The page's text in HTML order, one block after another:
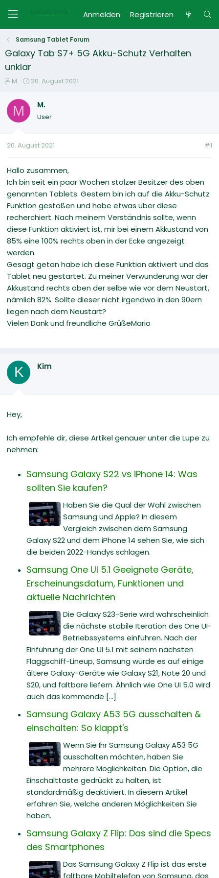
Anmelden Registrieren
Samsung Tablet Forum
Galaxy Tab S7+ 5G Akku-Schutz Verhalten
unklar
E
s
e
e
M.
E
t
m
20. August 2021
M M.
User
20. August 2021 #1
Hallo zusammen,
Ich bin seit ein paar Wochen stolzer Besitzer des oben
genannten Tablets. Gestern bin ich auf die Akku-Schutz
Funktion gestoßen und habe etwas über diese
recherchiert. Nach meinem Verständnis sollte, wenn
diese Funktion aktiviert ist, mir bei einem Akkustand von
85% eine 100% rechts oben in der Ecke angezeigt
werden.
Gesagt getan habe ich diese Funktion aktiviert und das
Tablet neu gestartet. Zu meiner Verwunderung war der
Akkustand rechts oben der selbe wie vor dem Neustart,
nämlich 82%. Sollte dieser nicht irgendwo in den 90ern
liegen nach dem Neustart?
Vielen Dank und freundliche GrüßeMario
K Kim
Hey,
Ich empfehle dir, diese Artikel genauer unter die Lupe zu
nehmen:
Samsung Galaxy S22 vs iPhone 14: Was
sollten Sie kaufen?
Haben Sie die Qual der Wahl zwischen
Samsung und Apple? In diesem
Vergleich zwischen dem Samsung
Galaxy S22 und dem iPhone 14 sehen Sie, wie sich
die beiden 2022-Handys schlagen.
Samsung One UI 5.1 Geeignete Geräte,
Erscheinungsdatum, Funktionen und
aktuelle Nachrichten
Die Galaxy S23-Serie wird wahrscheinlich
die nächste stabile Iteration des One UI-
Betriebssystems einführen. Nach der
Einführung der One UI 5.1 mit seinem nächsten
Flaggschiff-Lineup, Samsung würde es auf einige
ältere Galaxy-Geräte wie Galaxy S21, Note 20 und
S20, und faltbare liefern. Ähnlich wie One UI 5.0 wird
auch das kommende [...]
Samsung Galaxy A53 5G ausschalten &
einschalten: So klappt's
Wenn Sie Ihr Samsung Galaxy A53 5G
ausschalten möchten, haben Sie
mehrere Möglichkeiten. Die Option, die
Einschalttaste gedrückt zu halten, ist
standardmäßig deaktiviert. In diesem Artikel
erfahren Sie, welche anderen Möglichkeiten Sie
haben.
Samsung Galaxy Z Flip: Das sind die Specs
des Smartphones
Das Samsung Galaxy Z Flip ist das erste
faltbare Mobiltelefon von Samsung, das